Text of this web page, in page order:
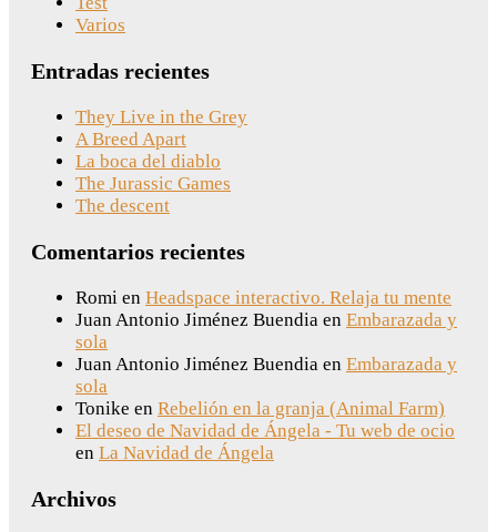
Varios
Entradas recientes
They Live in the Grey
A Breed Apart
La boca del diablo
The Jurassic Games
The descent
Comentarios recientes
Romi en Headspace interactivo. Relaja tu mente
Juan Antonio Jiménez Buendia en Embarazada y
sola
Juan Antonio Jiménez Buendia en Embarazada y
sola
Tonike en Rebelión en la granja (Animal Farm)
El deseo de Navidad de Ángela - Tu web de ocio
en La Navidad de Ángela
Archivos